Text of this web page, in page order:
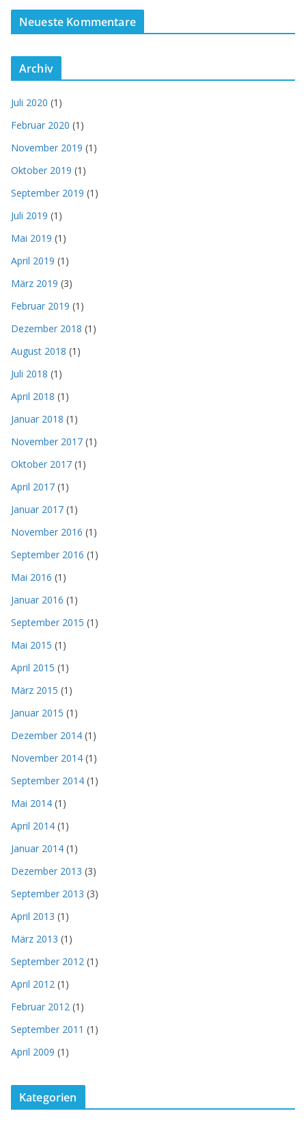
Neueste Kommentare
Archiv
Juli 2020 (1)
Februar 2020 (1)
November 2019 (1)
Oktober 2019 (1)
September 2019 (1)
Juli 2019 (1)
Mai 2019 (1)
April 2019 (1)
März 2019 (3)
Februar 2019 (1)
Dezember 2018 (1)
August 2018 (1)
Juli 2018 (1)
April 2018 (1)
Januar 2018 (1)
November 2017 (1)
Oktober 2017 (1)
April 2017 (1)
Januar 2017 (1)
November 2016 (1)
September 2016 (1)
Mai 2016 (1)
Januar 2016 (1)
September 2015 (1)
Mai 2015 (1)
April 2015 (1)
März 2015 (1)
Januar 2015 (1)
Dezember 2014 (1)
November 2014 (1)
September 2014 (1)
Mai 2014 (1)
April 2014 (1)
Januar 2014 (1)
Dezember 2013 (3)
September 2013 (3)
April 2013 (1)
März 2013 (1)
September 2012 (1)
April 2012 (1)
Februar 2012 (1)
September 2011 (1)
April 2009 (1)
Kategorien